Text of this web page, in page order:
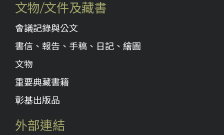
文物/文件及藏書
會議記錄與公文
書信、報告、手稿、日記、繪圖
文物
重要典藏書籍
彰基出版品
外部連結